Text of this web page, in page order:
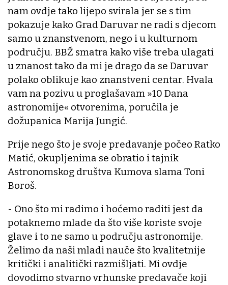
nam ovdje tako lijepo svirala jer se s tim
pokazuje kako Grad Daruvar ne radi s djecom
samo u znanstvenom, nego i u kulturnom
području. BBŽ smatra kako više treba ulagati
u znanost tako da mi je drago da se Daruvar
polako oblikuje kao znanstveni centar. Hvala
vam na pozivu u proglašavam »10 Dana
astronomije« otvorenima, poručila je
dožupanica Marija Jungić.
Prije nego što je svoje predavanje počeo Ratko
Matić, okupljenima se obratio i tajnik
Astronomskog društva Kumova slama Toni
Boroš.
- Ono što mi radimo i hoćemo raditi jest da
potaknemo mlade da što više koriste svoje
glave i to ne samo u području astronomije.
Želimo da naši mladi nauče što kvalitetnije
kritički i analitički razmišljati. Mi ovdje
dovodimo stvarno vrhunske predavače koji